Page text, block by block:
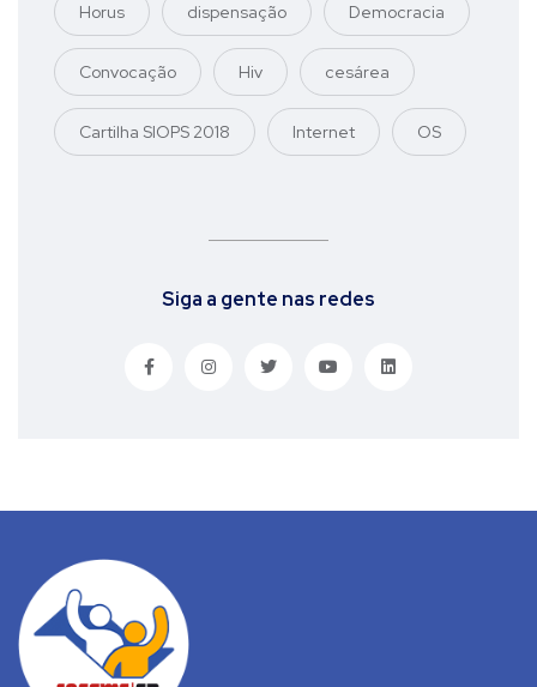
Horus dispensação Democracia
Convocação Hiv cesárea
Cartilha SIOPS 2018 Internet OS
Siga a gente nas redes